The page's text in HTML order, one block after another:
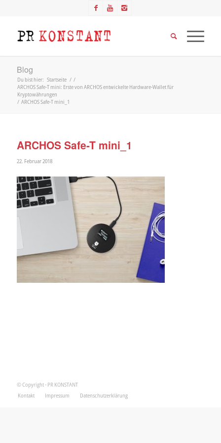
Blog
Du bist hier: Startseite / /
ARCHOS Safe-T mini: Erste von ARCHOS entwickelte Hardware-Wallet für
Kryptowährungen
/ ARCHOS Safe-T mini_1
ARCHOS Safe-T mini_1
22. Februar 2018
© Copyright - PR KONSTANT
Kontakt
Impressum Datenschutzerklärung